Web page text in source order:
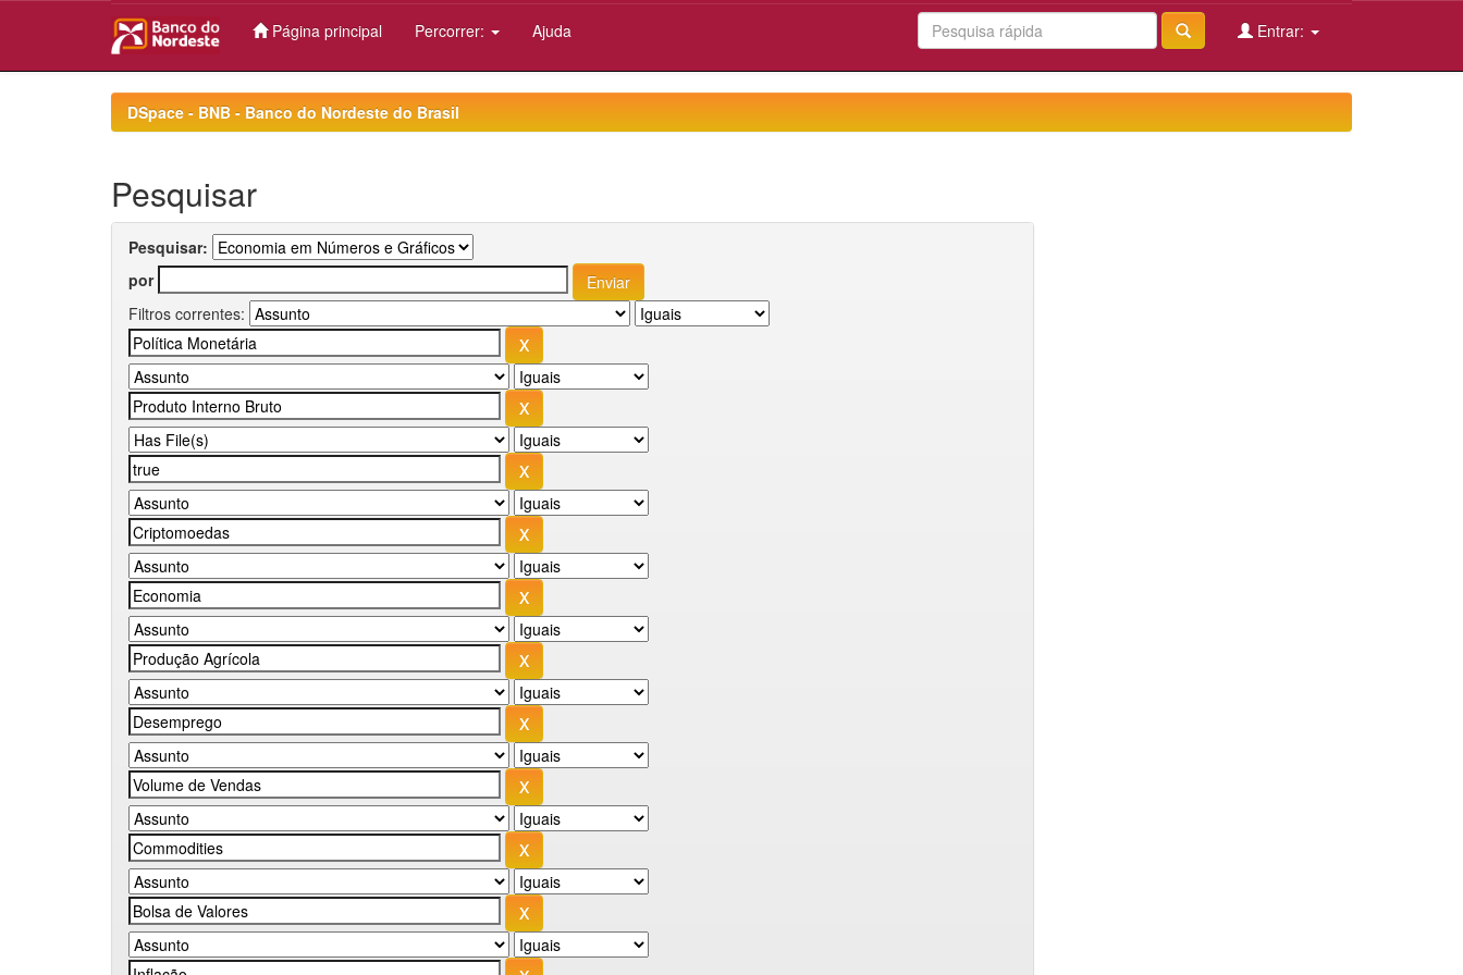
Página principal Percorrer: Ajuda Entrar:
DSpace - BNB - Banco do Nordeste do Brasil
Pesquisar
Pesquisar:
por
Filtros correntes: